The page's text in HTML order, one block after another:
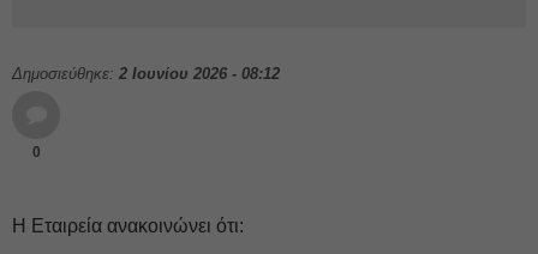
Δημοσιεύθηκε: 2 Ιουνίου 2026 - 08:12
0
Η Εταιρεία ανακοινώνει ότι: